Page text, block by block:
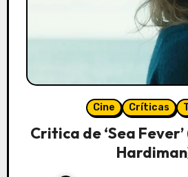
Cine Críticas
Critica de ‘Sea